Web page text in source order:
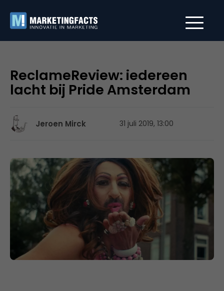
ReclameReview: iedereen
lacht bij Pride Amsterdam
Jeroen Mirck 31 juli 2019, 13:00